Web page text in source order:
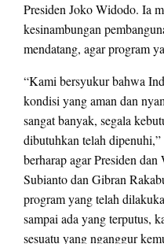
Presiden Joko Widodo. Ia
kesinambungan
mendatang, agar program
“Kami bersyukur bahwa
kondisi yang aman dan
sangat banyak, segala
dibutuhkan telah
berharap agar Presiden
Subianto dan Gibran
program yang telah
sampai ada yang terputus,
sesuatu yang nganggur